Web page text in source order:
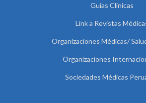
Guías Clínicas
Link a Revistas
Organizaciones Médicas/
Organizaciones
Sociedades Médicas